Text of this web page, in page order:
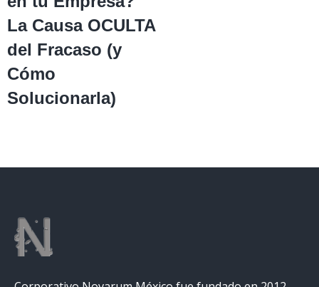
La Causa OCULTA
del Fracaso (y
Cómo
Solucionarla)